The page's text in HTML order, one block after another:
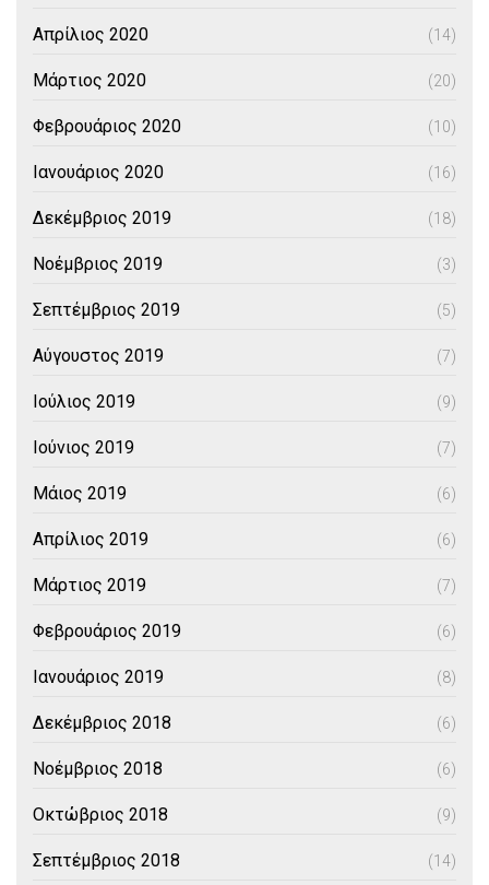
Απρίλιος 2020 (14)
Μάρτιος 2020 (20)
Φεβρουάριος 2020 (10)
Ιανουάριος 2020 (16)
Δεκέμβριος 2019 (18)
Νοέμβριος 2019 (3)
Σεπτέμβριος 2019 (5)
Αύγουστος 2019 (7)
Ιούλιος 2019 (9)
Ιούνιος 2019 (7)
Μάιος 2019 (6)
Απρίλιος 2019 (6)
Μάρτιος 2019 (7)
Φεβρουάριος 2019 (6)
Ιανουάριος 2019 (8)
Δεκέμβριος 2018 (6)
Νοέμβριος 2018 (6)
Οκτώβριος 2018 (9)
Σεπτέμβριος 2018 (14)